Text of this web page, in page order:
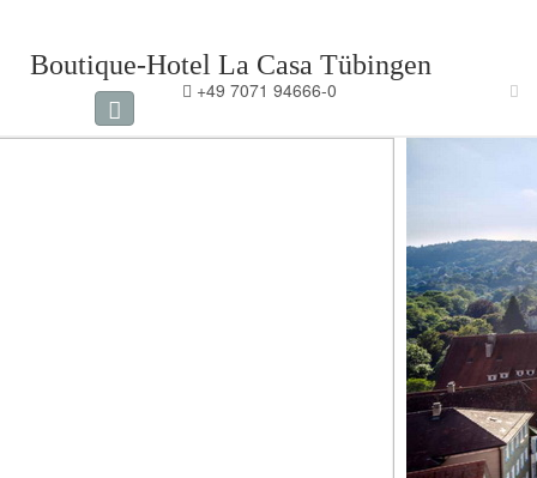
Boutique-Hotel La Casa Tübingen
+49 7071 94666-0
Navigation
umschalten